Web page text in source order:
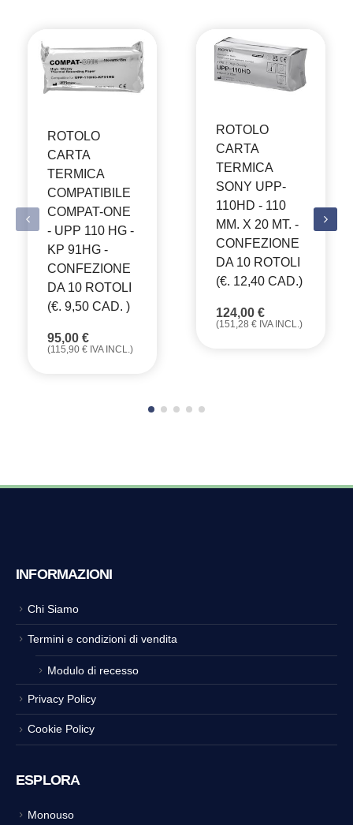
ROTOLO
CARTA
TERMICA
COMPATIBILE
COMPAT-ONE
- UPP 110 HG -
KP 91HG -
CONFEZIONE
DA 10 ROTOLI
(€. 9,50 CAD. )
95,00 €
(115,90 € IVA INCL.)
ROTOLO
CARTA
TERMICA
SONY UPP-
110HD - 110
MM. X 20 MT. -
CONFEZIONE
DA 10 ROTOLI
(€. 12,40 CAD.)
124,00 €
(151,28 € IVA INCL.)
INFORMAZIONI
Chi Siamo
Termini e condizioni di vendita
Modulo di recesso
Privacy Policy
Cookie Policy
ESPLORA
Monouso